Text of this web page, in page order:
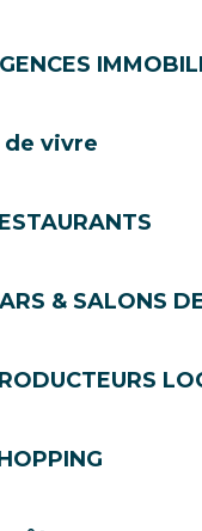
vivre
& SALONS
Gets
Les Gets
de 8h30 à
74